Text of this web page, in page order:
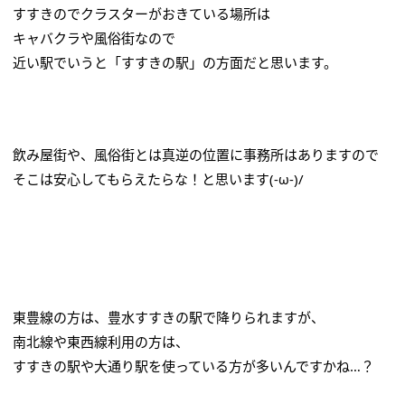
すすきのでクラスターがおきている場所は
キャバクラや風俗街なので
近い駅でいうと「すすきの駅」の方面だと思います。
飲み屋街や、風俗街とは真逆の位置に事務所はありますので
そこは安心してもらえたらな！と思います(-ω-)/
東豊線の方は、豊水すすきの駅で降りられますが、
南北線や東西線利用の方は、
すすきの駅や大通り駅を使っている方が多いんですかね…？